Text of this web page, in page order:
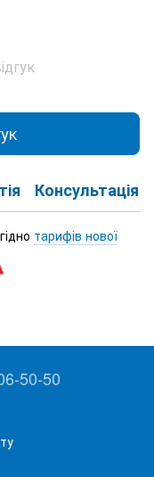
Консультація
тарифів нової
50-50